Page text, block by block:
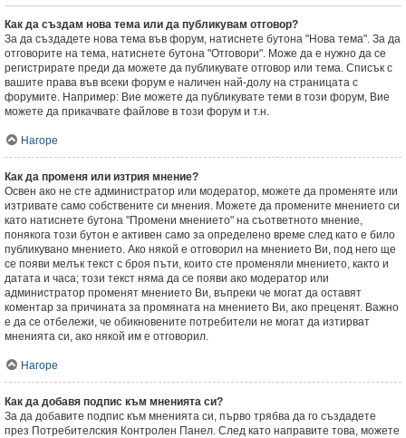
Как да създам нова тема или да публикувам отговор?
За да създадете нова тема във форум, натиснете бутона "Нова тема". За да
отговорите на тема, натиснете бутона "Отговори". Може да е нужно да се
регистрирате преди да можете да публикувате отговор или тема. Списък с
вашите права във всеки форум е наличен най-долу на страницата с
форумите. Например: Вие можете да публикувате теми в този форум, Вие
можете да прикачвате файлове в този форум и т.н.
Нагоре
Как да променя или изтрия мнение?
Освен ако не сте администратор или модератор, можете да променяте или
изтривате само собствените си мнения. Можете да промените мнението си
като натиснете бутона "Промени мнението" на съответното мнение,
понякога този бутон е активен само за определено време след като е било
публикувано мнението. Ако някой е отговорил на мнението Ви, под него ще
се появи мелък текст с броя пъти, които сте променяли мнението, както и
датата и часа; този текст няма да се появи ако модератор или
администратор променят мнението Ви, въпреки че могат да оставят
коментар за причината за промяната на мнението Ви, ако преценят. Важно
е да се отбележи, че обикновените потребители не могат да изтирват
мненията си, ако някой им е отговорил.
Нагоре
Как да добавя подпис към мненията си?
За да добавите подпис към мненията си, първо трябва да го създадете
през Потребителския Контролен Панел. След като направите това, можете